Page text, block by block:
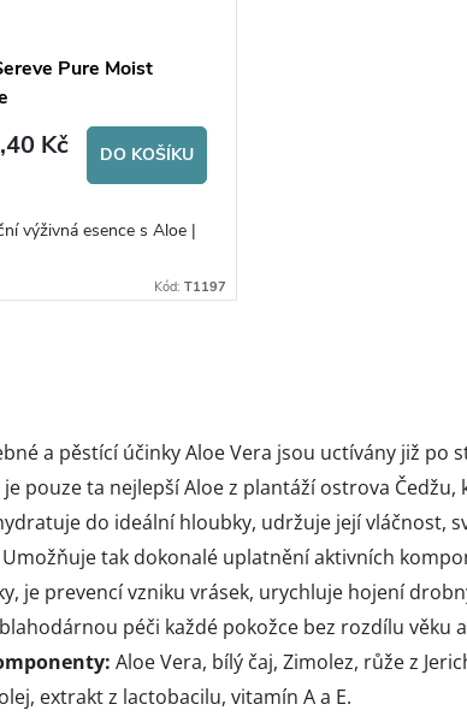
Pure Moist
Kč DO KOŠÍKU
výživná esence s Aloe |
Kód:T1197
a pěstící účinky Aloe Vera jsou uctívány již po
pouze ta nejlepší Aloe z plantáží ostrova
do ideální hloubky, udržuje její vláčnost,
tak dokonalé uplatnění aktivních
je prevencí vzniku vrásek, urychluje hojení
péči každé pokožce bez rozdílu věku
Aloe Vera, bílý čaj, Zimolez, růže z
extrakt z lactobacilu, vitamín A a E.